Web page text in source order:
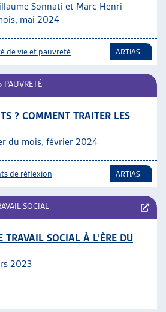
Sonnati et Marc-Henri
mai 2024
de vie et pauvreté ARTIAS
PAUVRETÉ
? COMMENT TRAITER LES
du mois, février 2024
de réflexion ARTIAS
SOCIAL
TRAVAIL SOCIAL À L’ÈRE DU
2023